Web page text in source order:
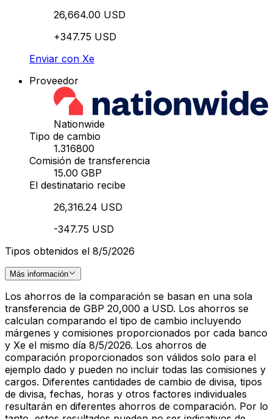
26,664.00 USD
+347.75 USD
Enviar con Xe
Proveedor
Nationwide
Tipo de cambio
1.316800
Comisión de transferencia
15.00 GBP
El destinatario recibe
26,316.24 USD
-347.75 USD
Tipos obtenidos el 8/5/2026
Más información
Los ahorros de la comparación se basan en una sola
transferencia de GBP 20,000 a USD. Los ahorros se
calculan comparando el tipo de cambio incluyendo
márgenes y comisiones proporcionados por cada banco
y Xe el mismo día 8/5/2026. Los ahorros de
comparación proporcionados son válidos solo para el
ejemplo dado y pueden no incluir todas las comisiones y
cargos. Diferentes cantidades de cambio de divisa, tipos
de divisa, fechas, horas y otros factores individuales
resultarán en diferentes ahorros de comparación. Por lo